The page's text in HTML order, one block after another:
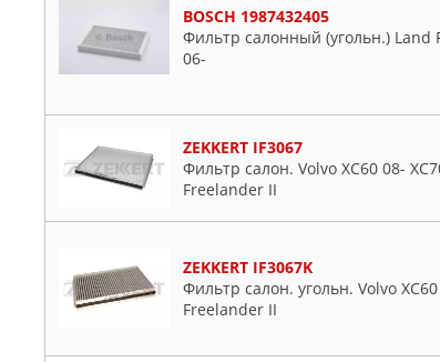
BOSCH 1987432405
Фильтр салонный (угольн.) Land
06-
ZEKKERT IF3067
Фильтр салон. Volvo XC60 08-
Freelander II
ZEKKERT IF3067K
Фильтр салон. угольн. Volvo
Freelander II